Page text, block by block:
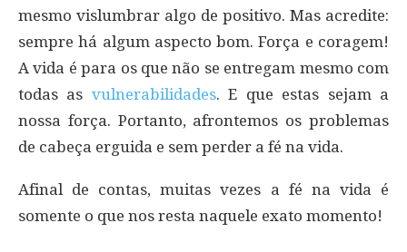
mesmo vislumbrar algo de positivo. Mas acredite:
sempre há algum aspecto bom. Força e coragem!
A vida é para os que não se entregam mesmo com
todas as vulnerabilidades. E que estas sejam a
nossa força. Portanto, afrontemos os problemas
de cabeça erguida e sem perder a fé na vida.
Afinal de contas, muitas vezes a fé na vida é
somente o que nos resta naquele exato momento!